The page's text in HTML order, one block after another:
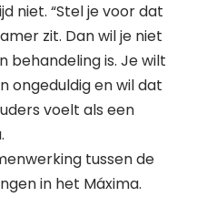
niet. “Stel je voor dat
zit. Dan wil je niet
behandeling is. Je wilt
ongeduldig en wil dat
voelt als een
tussen de
in het Máxima.